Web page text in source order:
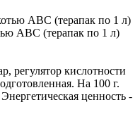
ABC (терапак по 1 л)
регулятор кислотности
На 100 г.
ценность -